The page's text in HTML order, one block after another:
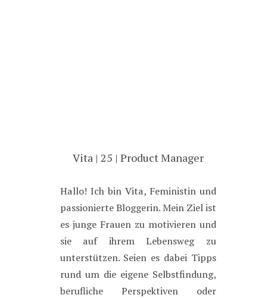
Vita | 25 | Product Manager
Hallo! Ich bin Vita, Feministin und
passionierte Bloggerin. Mein Ziel ist
es junge Frauen zu motivieren und
sie auf ihrem Lebensweg zu
unterstützen. Seien es dabei Tipps
rund um die eigene Selbstfindung,
berufliche Perspektiven oder